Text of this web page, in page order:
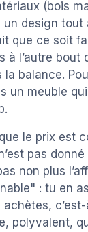
(bois
design tout
que ce soit
à l’autre bout
la balance.
un meuble
le prix est
pas
non plus
: tu en
polyvalent,